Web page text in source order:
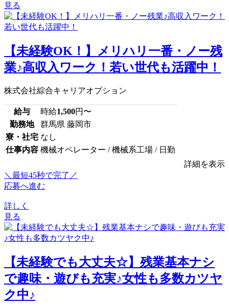
見る
【未経験OK！】メリハリ一番・ノー残
業♪高収入ワーク！若い世代も活躍中！
株式会社綜合キャリアオプション
給与 時給1,500円〜
勤務地
群馬県 藤岡市
寮・社宅 なし
仕事内容 機械オペレーター / 機械系工場 / 日勤
詳細を表示
＼最短45秒で完了／
応募へ進む
詳しく
見る
【未経験でも大丈夫☆】残業基本ナシ
で趣味・遊びも充実♪女性も多数カツヤ
ク中♪